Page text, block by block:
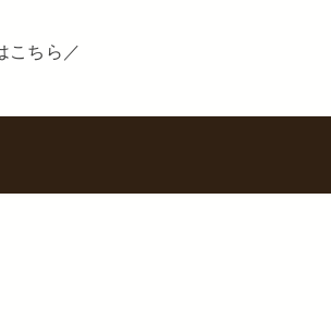
こちら／